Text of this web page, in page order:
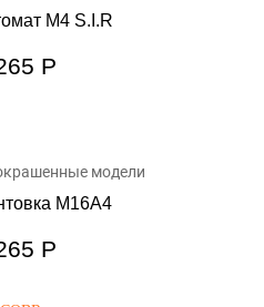
M4 S.I.R
Р
модели
M16A4
Р